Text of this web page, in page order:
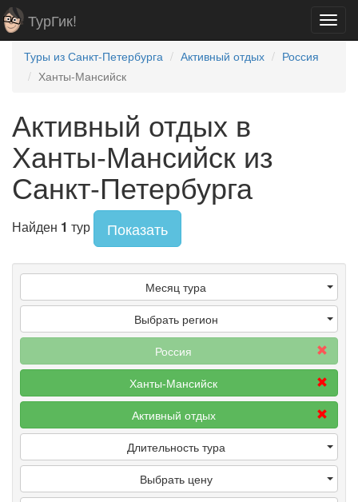
ТурГик!
Туры из Санкт-Петербурга Активный отдых
Россия
Ханты-Мансийск
Активный отдых в
Ханты-Мансийск из
Санкт-Петербурга
Найден 1 тур Показать
Месяц тура
Выбрать регион
Россия
Ханты-Мансийск
Активный отдых
Длительность тура
Выбрать цену